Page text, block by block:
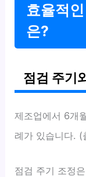
효율적
은?
점검 주기
제조업에서 6개
례가 있습니다.
점검 주기 조정